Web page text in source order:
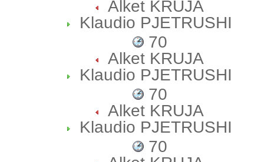
Alket KRUJA
Klaudio PJETRUSHI
70
Alket KRUJA
Klaudio PJETRUSHI
70
Alket KRUJA
Klaudio PJETRUSHI
70